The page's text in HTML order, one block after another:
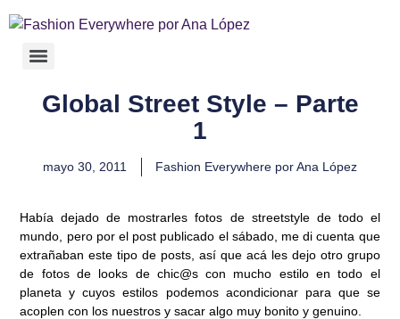
Global Street Style – Parte
1
mayo 30, 2011 Fashion Everywhere por Ana López
Había dejado de mostrarles fotos de streetstyle de todo el
mundo, pero por el post publicado el sábado, me di cuenta que
extrañaban este tipo de posts, así que acá les dejo otro grupo
de fotos de looks de chic@scon mucho estilo en todo el
planeta y cuyos estilos podemos acondicionar para que se
acoplen con los nuestros y sacar algo muy bonito y genuino.